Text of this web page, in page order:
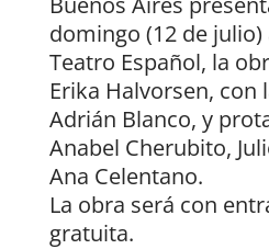
domingo (12 de julio)
Teatro Español, la
Erika Halvorsen, con
Adrián Blanco, y
Anabel Cherubito,
Ana Celentano.
La obra será con
gratuita.